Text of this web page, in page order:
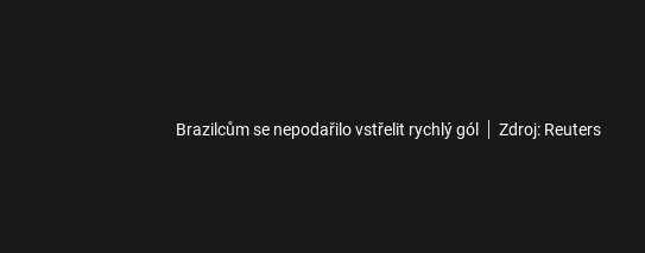
Brazilcům se nepodařilo vstřelit rychlý gól Zdroj: Reuters